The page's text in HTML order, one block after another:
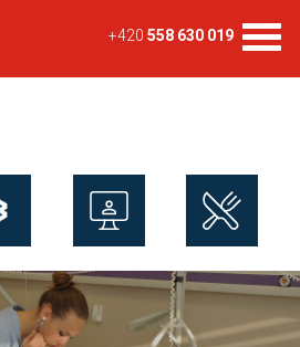
+420 558 630 019